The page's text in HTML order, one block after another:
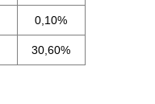
0,10%
30,60%